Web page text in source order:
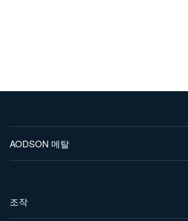
AODSON 메탈
조작